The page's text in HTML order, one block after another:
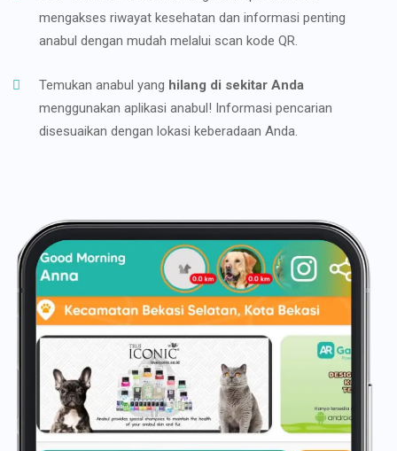
mengakses riwayat kesehatan dan informasi penting
anabul dengan mudah melalui scan kode QR.
Temukan anabul yang hilang di sekitar Anda
menggunakan aplikasi anabul! Informasi pencarian
disesuaikan dengan lokasi keberadaan Anda.